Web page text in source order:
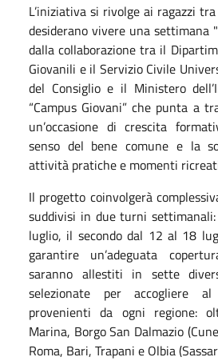
L’iniziativa si rivolge ai ragazzi
desiderano vivere una settimana
dalla collaborazione tra il
Giovanili e il Servizio Civile
del Consiglio e il Ministero
“Campus Giovani” che punta a
un’occasione di crescita
senso del bene comune e la
attività pratiche e momenti
Il progetto coinvolgerà
suddivisi in due turni
luglio, il secondo dal 12 al 18
garantire un’adeguata
saranno allestiti in sette
selezionate per accogliere
provenienti da ogni regione:
Marina, Borgo San Dalmazio
Roma, Bari, Trapani e Olbia